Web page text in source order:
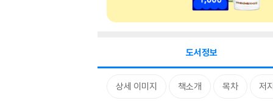
도서정보
상세 이미지 책소개 목차 저